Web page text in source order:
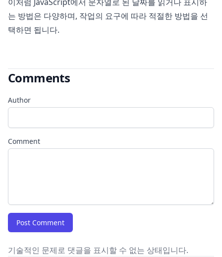
는 방법은 다양하며, 작업의 요구에 따라 적절한 방법을 선
택하면 됩니다.
Comments
Author
Comment
Post Comment
기술적인 문제로 댓글을 표시할 수 없는 상태입니다.